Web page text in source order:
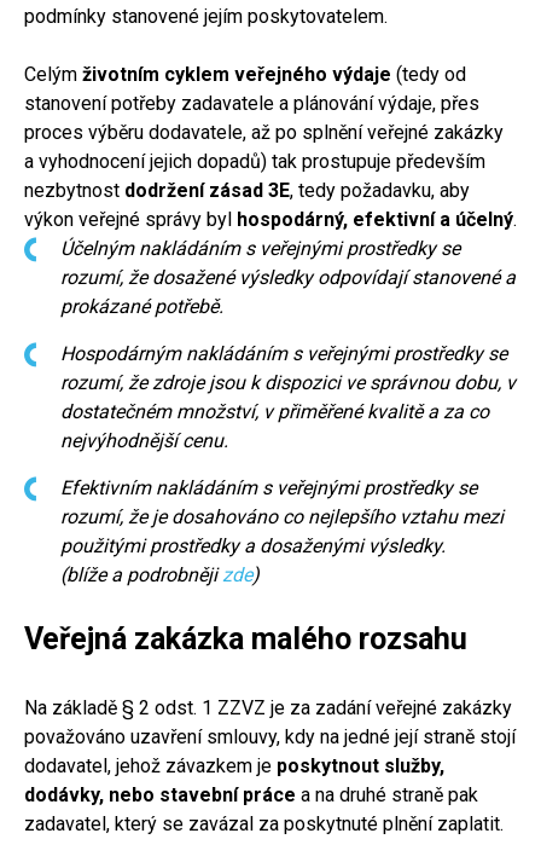
podmínky stanovené jejím poskytovatelem.
Celým životním cyklem veřejného výdaje (tedy od
stanovení potřeby zadavatele a plánování výdaje, přes
proces výběru dodavatele, až po splnění veřejné zakázky
a vyhodnocení jejich dopadů) tak prostupuje především
nezbytnost dodržení zásad 3E, tedy požadavku, aby
výkon veřejné správy byl hospodárný, efektivní a účelný.
Účelným nakládáním s veřejnými prostředky se
rozumí, že dosažené výsledky odpovídají stanovené a
prokázané potřebě.
Hospodárným nakládáním s veřejnými prostředky se
rozumí, že zdroje jsou k dispozici ve správnou dobu, v
dostatečném množství, v přiměřené kvalitě a za co
nejvýhodnější cenu.
Efektivním nakládáním s veřejnými prostředky se
rozumí, že je dosahováno co nejlepšího vztahu mezi
použitými prostředky a dosaženými výsledky.
(blíže a podrobnějizde)
Veřejná zakázka malého rozsahu
Na základě § 2 odst. 1 ZZVZ je za zadání veřejné zakázky
považováno uzavření smlouvy, kdy na jedné její straně stojí
dodavatel, jehož závazkem je poskytnout služby,
dodávky, nebo stavební práce a na druhé straně pak
zadavatel, který se zavázal za poskytnuté plnění zaplatit.